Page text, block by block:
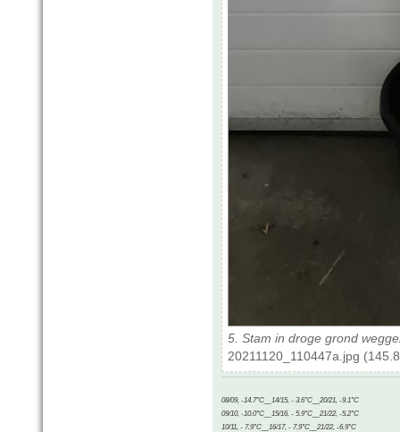
5. Stam in droge grond
20211120_110447a.jpg
08/09, -14.7°C__14/15, - 3.6°C__20/21, -9.1°C
09/10, -10.0°C__15/16, - 5.9°C__21/22, -5.2°C
10/11, - 7.9°C__16/17, - 7.9°C__21/22, -6.9°C